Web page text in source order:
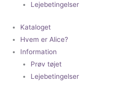
Lejebetingelser
Kataloget
Hvem er Alice?
Information
Prøv tøjet
Lejebetingelser